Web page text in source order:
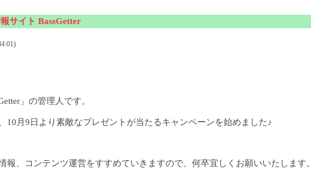
サイト BassGetter
」の管理人です。
10月9日より素敵なプレゼントが当たるキャンペーンを始めました♪
報、コンテンツ運営をすすめていきますので、何卒宜しくお願いいたします。